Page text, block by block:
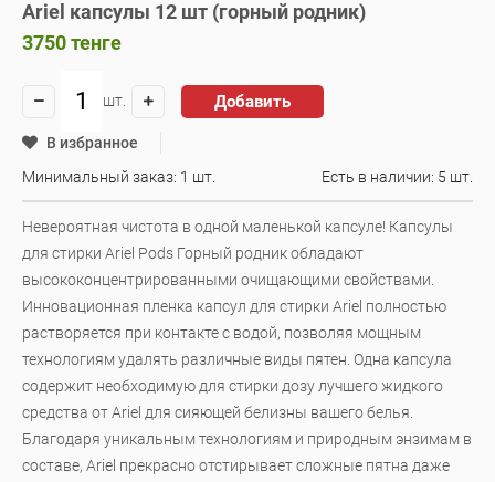
Ariel капсулы 12 шт (горный родник)
3750тенге
шт. Добавить
В избранное
Минимальный заказ: 1 шт.
Есть в наличии: 5 шт.
Невероятная чистота в одной маленькой капсуле! Капсулы
для стирки Ariel Pods Горный родник обладают
высококонцентрированными очищающими свойствами.
Инновационная пленка капсул для стирки Ariel полностью
растворяется при контакте с водой, позволяя мощным
технологиям удалять различные виды пятен. Одна капсула
содержит необходимую для стирки дозу лучшего жидкого
средства от Ariel для сияющей белизны вашего белья.
Благодаря уникальным технологиям и природным энзимам в
составе, Ariel прекрасно отстирывает сложные пятна даже